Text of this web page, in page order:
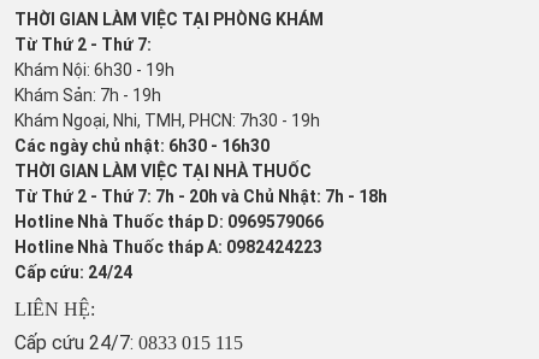
THỜI GIAN LÀM VIỆC TẠI PHÒNG KHÁM
Từ Thứ 2 - Thứ 7:
Khám Nội: 6h30 - 19h
Khám Sản: 7h - 19h
Khám Ngoại, Nhi, TMH, PHCN: 7h30 - 19h
Các ngày chủ nhật: 6h30 - 16h30
THỜI GIAN LÀM VIỆC TẠI NHÀ THUỐC
Từ Thứ 2 - Thứ 7: 7h - 20h và Chủ Nhật: 7h - 18h
Hotline Nhà Thuốc tháp D: 0969579066
Hotline Nhà Thuốc tháp A: 0982424223
Cấp cứu: 24/24
LIÊN HỆ:
Cấp cứu 24/7: 0833 015 115